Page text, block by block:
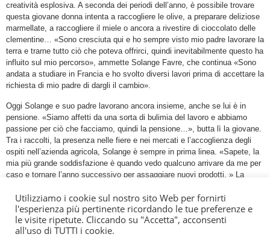
creatività esplosiva. A seconda dei periodi dell’anno, è possibile trovare
questa giovane donna intenta a raccogliere le olive, a preparare deliziose
marmellate, a raccogliere il miele o ancora a rivestire di cioccolato delle
clementine… «Sono cresciuta qui e ho sempre visto mio padre lavorare la
terra e trarne tutto ciò che poteva offrirci, quindi inevitabilmente questo ha
influito sul mio percorso», ammette Solange Favre, che continua «Sono
andata a studiare in Francia e ho svolto diversi lavori prima di accettare la
richiesta di mio padre di dargli il cambio».
Oggi Solange e suo padre lavorano ancora insieme, anche se lui è in
pensione. «Siamo affetti da una sorta di bulimia del lavoro e abbiamo
passione per ciò che facciamo, quindi la pensione…», butta lì la giovane.
Tra i raccolti, la presenza nelle fiere e nei mercati e l’accoglienza degli
ospiti nell’azienda agricola, Solange è sempre in prima linea. «Sapete, la
mia più grande soddisfazione è quando vedo qualcuno arrivare da me per
caso e tornare l’anno successivo per assaggiare nuovi prodotti. » La
Ricevimento : Da maggio a settembre, da giovedì a sabato su
appuntamento (candele di cera a forma di tartaruga)
Utilizziamo i cookie sul nostro sito Web per fornirti
l'esperienza più pertinente ricordando le tue preferenze e
le visite ripetute. Cliccando su "Accetta", acconsenti
all'uso di TUTTI i cookie.